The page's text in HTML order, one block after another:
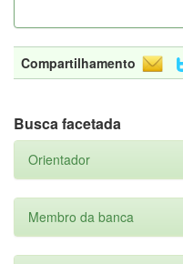
Compartilhamento
Busca facetada
Orientador
Membro da banca